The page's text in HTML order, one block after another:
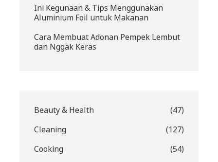
Ini Kegunaan & Tips Menggunakan
Aluminium Foil untuk Makanan
Cara Membuat Adonan Pempek Lembut
dan Nggak Keras
Beauty & Health
(47)
Cleaning
(127)
Cooking
(54)